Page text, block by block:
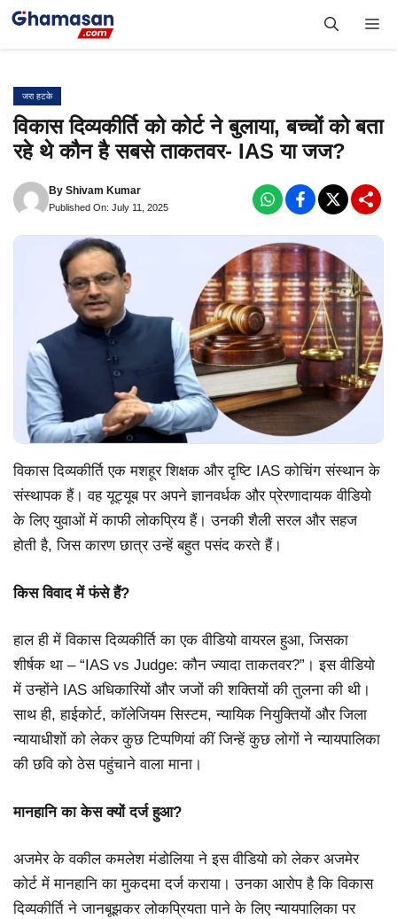
Skip
जरा हटके
विकास दिव्यकीर्ति को कोर्ट ने बुलाया, बच्चों को बता
रहे थे कौन है सबसे ताकतवर- IAS या जज?
By Shivam Kumar
Published On: July 11, 2025
विकास दिव्यकीर्ति एक मशहूर शिक्षक और दृष्टि IAS कोचिंग संस्थान के
संस्थापक हैं। वह यूट्यूब पर अपने ज्ञानवर्धक और प्रेरणादायक वीडियो
के लिए युवाओं में काफी लोकप्रिय हैं। उनकी शैली सरल और सहज
होती है, जिस कारण छात्र उन्हें बहुत पसंद करते हैं।
किस विवाद में फंसे हैं?
हाल ही में विकास दिव्यकीर्ति का एक वीडियो वायरल हुआ, जिसका
शीर्षक था – “IAS vs Judge: कौन ज्यादा ताकतवर?”। इस वीडियो
में उन्होंने IAS अधिकारियों और जजों की शक्तियों की तुलना की थी।
साथ ही, हाईकोर्ट, कॉलेजियम सिस्टम, न्यायिक नियुक्तियों और जिला
न्यायाधीशों को लेकर कुछ टिप्पणियां कीं जिन्हें कुछ लोगों ने न्यायपालिका
की छवि को ठेस पहुंचाने वाला माना।
मानहानि का केस क्यों दर्ज हुआ?
अजमेर के वकील कमलेश मंडोलिया ने इस वीडियो को लेकर अजमेर
कोर्ट में मानहानि का मुकदमा दर्ज कराया। उनका आरोप है कि विकास
दिव्यकीर्ति ने जानबूझकर लोकप्रियता पाने के लिए न्यायपालिका पर